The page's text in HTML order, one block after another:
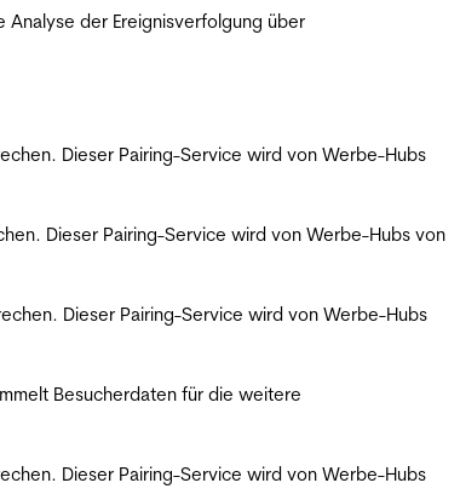
der Ereignisverfolgung über
Dieser Pairing-Service wird von Werbe-Hubs
Dieser Pairing-Service wird von Werbe-Hubs von
Dieser Pairing-Service wird von Werbe-Hubs
Besucherdaten für die weitere
Dieser Pairing-Service wird von Werbe-Hubs